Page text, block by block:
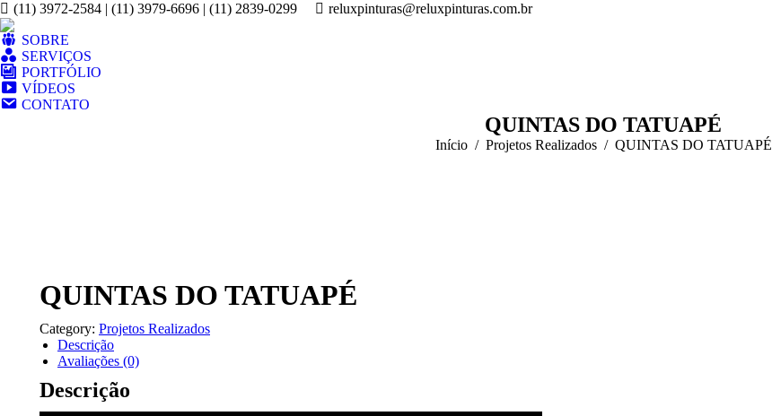
(11) 3972-2584 | (11) 3979-6696 | (11) 2839-0299 reluxpinturas@reluxpinturas.com.br
SOBRE
SERVIÇOS
PORTFÓLIO
VÍDEOS
CONTATO
QUINTAS DO TATUAPÉ
Início Projetos Realizados QUINTAS DO TATUAPÉ
QUINTAS DO TATUAPÉ
Category: Projetos Realizados
Descrição
Avaliações (0)
Descrição